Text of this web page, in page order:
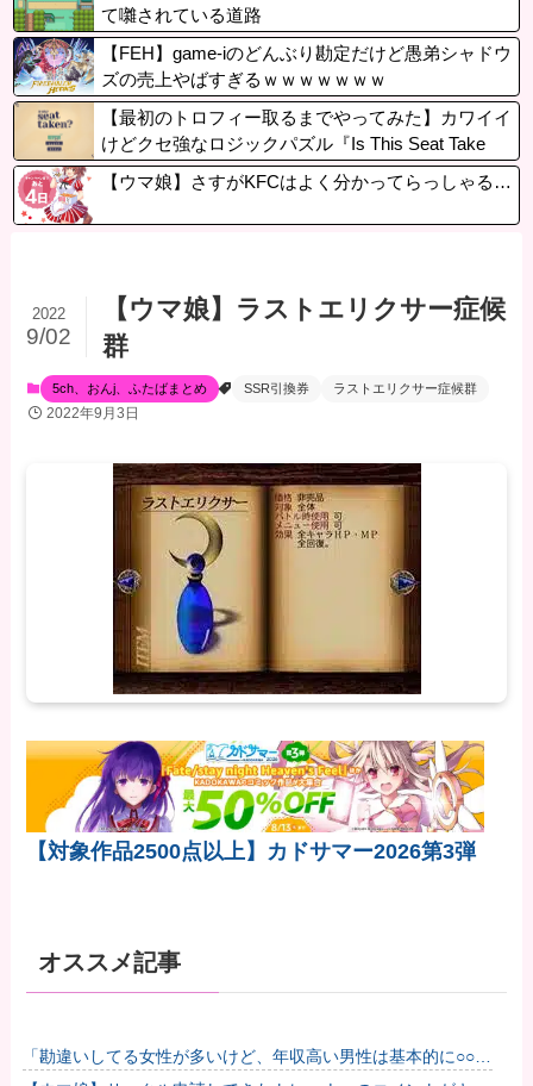
て囃されている道路
【FEH】game-iのどんぶり勘定だけど愚弟シャドウ
ズの売上やばすぎるｗｗｗｗｗｗｗ
【最初のトロフィー取るまでやってみた】カワイイ
けどクセ強なロジックパズル『Is This Seat Take
n?』こだわりの強いキャラたちのお気に入りの一
席を探してあげよう！
【ウマ娘】さすがKFCはよく分かってらっしゃる…
【ウマ娘】ラストエリクサー症候
群
2022
9/02
5ch、おんj、ふたばまとめ SSR引換券 ラストエリクサー症候群
2022年9月3日
【対象作品2500点以上】カドサマー2026第3弾
オススメ記事
「勘違いしてる女性が多いけど、年収高い男性は基本的に○○で